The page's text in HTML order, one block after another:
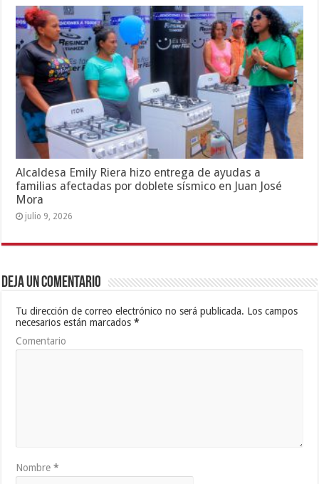
Alcaldesa Emily Riera hizo entrega de ayudas a
familias afectadas por doblete sísmico en Juan José
Mora
julio 9, 2026
Deja un comentario
Tu dirección de correo electrónico no será publicada. Los campos
necesarios están marcados*
Comentario
Nombre*